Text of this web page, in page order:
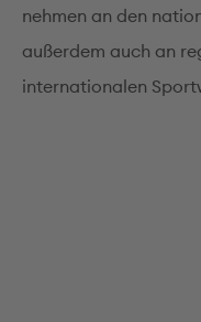
nehmen an den
außerdem auch an
internationalen